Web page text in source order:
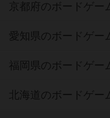
京都府のボードゲー
愛知県のボードゲー
福岡県のボードゲー
北海道のボードゲー